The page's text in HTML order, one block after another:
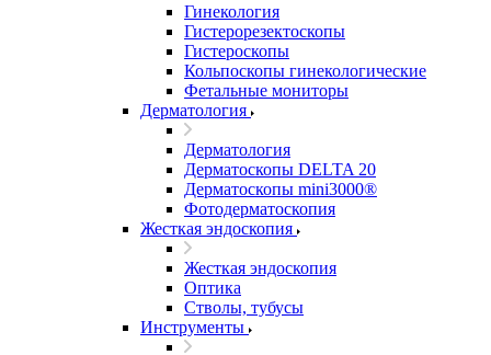
Гинекология
Гистерорезектоскопы
Гистероскопы
Кольпоскопы гинекологические
Фетальные мониторы
Дерматология
Дерматология
Дерматоскопы DELTA 20
Дерматоскопы mini3000®
Фотодерматоскопия
Жесткая эндоскопия
Жесткая эндоскопия
Оптика
Стволы, тубусы
Инструменты